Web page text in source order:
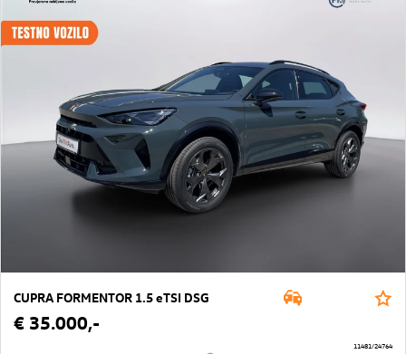
CUPRA FORMENTOR 1.5 eTSI DSG
€ 35.000,-
11481/24764